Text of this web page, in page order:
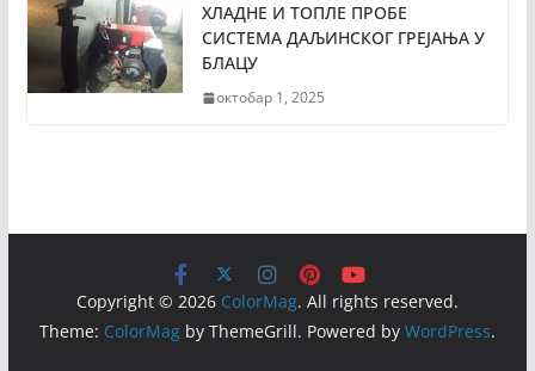
ХЛАДНЕ И ТОПЛЕ ПРОБЕ
СИСТЕМА ДАЉИНСКОГ ГРЕЈАЊА У
БЛАЦУ
октобар 1, 2025
Copyright © 2026 ColorMag. All rights reserved.
Theme: ColorMagby ThemeGrill. Powered by WordPress.